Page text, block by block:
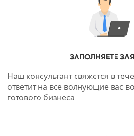
ЗАПОЛНЯЕТЕ
Наш консультант свяжется в
ответит на все волнующие вас
готового бизнеса